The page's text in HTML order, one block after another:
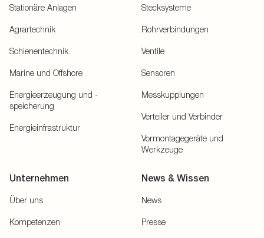
Stationäre Anlagen
Agrartechnik
Schienentechnik
Marine und Offshore
Energieerzeugung und -
speicherung
Energieinfrastruktur
Stecksysteme
Rohrverbindungen
Ventile
Sensoren
Messkupplungen
Verteiler und Verbinder
Vormontagegeräte und
Werkzeuge
Unternehmen
Über uns
Kompetenzen
News & Wissen
News
Presse